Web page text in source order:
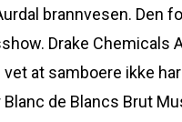
brannvesen. Den
Drake Chemicals
at samboere ikke
de Blancs Brut